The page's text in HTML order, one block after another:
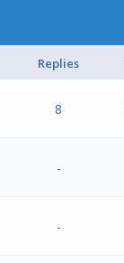
Replies
8
-
-